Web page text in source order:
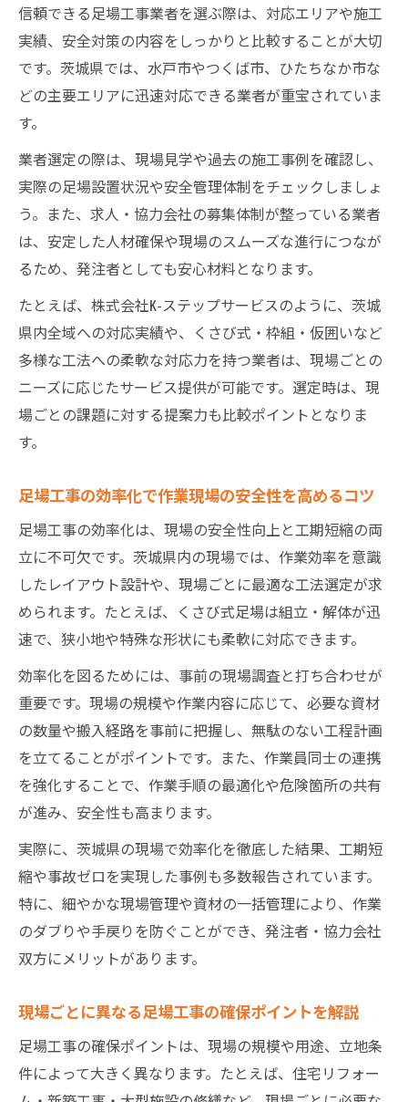
茨城県内の様々な現場で活躍する足場工事
の特徴
足場工事の迅速対応で現場進行をスムーズ
安全管理に優れた足場工事の現場対応術
足場工事の安全管理で事故を未然に防ぐ方
法
現場対応力に優れる足場工事業者の特徴と
は
安全対策を徹底した足場工事の進め方
足場工事現場におけるリスク管理の実践例
足場工事の安全確保に必要なポイントを解
説
求人情報も重視した足場工事業者の比較方法
者の強み
足場工事の人材確保体制が現場対応に与え
る影響
求人情報から読み取る足場工事業者の安定
性
選び方
信頼できる足場工事を確保するための実践的ポ
イント
信頼できる足場工事確保のための最終チェ
ック項目
ト
現場対応力を高める足場工事業者の選定方
法
足場工事の確保で失敗しないための実践ア
茨城県で安心して任せられる足場工事の選
信頼できる足場工事業者を選ぶ際は、対応エリアや施工
実績、安全対策の内容をしっかりと比較することが大切
です。茨城県では、水戸市やつくば市、ひたちなか市な
どの主要エリアに迅速対応できる業者が重宝されていま
す。
業者選定の際は、現場見学や過去の施工事例を確認し、
実際の足場設置状況や安全管理体制をチェックしましょ
う。また、求人・協力会社の募集体制が整っている業者
は、安定した人材確保や現場のスムーズな進行につなが
るため、発注者としても安心材料となります。
たとえば、株式会社K-ステップサービスのように、茨城
県内全域への対応実績や、くさび式・枠組・仮囲いなど
多様な工法への柔軟な対応力を持つ業者は、現場ごとの
ニーズに応じたサービス提供が可能です。選定時は、現
場ごとの課題に対する提案力も比較ポイントとなりま
す。
足場工事の効率化で作業現場の安全性を高めるコツ
足場工事の効率化は、現場の安全性向上と工期短縮の両
立に不可欠です。茨城県内の現場では、作業効率を意識
したレイアウト設計や、現場ごとに最適な工法選定が求
められます。たとえば、くさび式足場は組立・解体が迅
速で、狭小地や特殊な形状にも柔軟に対応できます。
効率化を図るためには、事前の現場調査と打ち合わせが
重要です。現場の規模や作業内容に応じて、必要な資材
の数量や搬入経路を事前に把握し、無駄のない工程計画
を立てることがポイントです。また、作業員同士の連携
を強化することで、作業手順の最適化や危険箇所の共有
が進み、安全性も高まります。
実際に、茨城県の現場で効率化を徹底した結果、工期短
縮や事故ゼロを実現した事例も多数報告されています。
特に、細やかな現場管理や資材の一括管理により、作業
のダブりや手戻りを防ぐことができ、発注者・協力会社
双方にメリットがあります。
現場ごとに異なる足場工事の確保ポイントを解説
足場工事の確保ポイントは、現場の規模や用途、立地条
件によって大きく異なります。たとえば、住宅リフォー